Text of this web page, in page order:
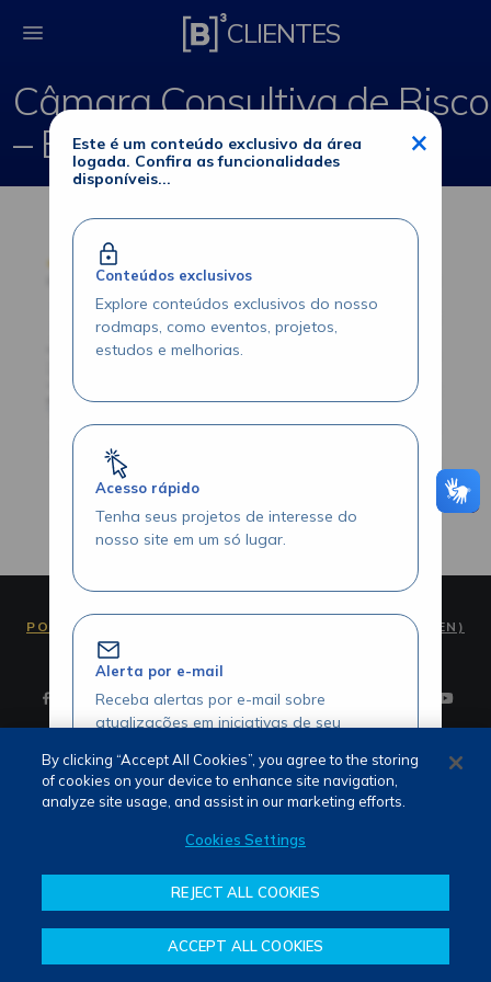
Câmara Consultiva
CLIENTES
Câmara Consultiva de Risco
– Extraordinária
Este é um conteúdo exclusivo da área
logada. Confira as funcionalidades
disponíveis...
×
Conteúdos exclusivos
Explore conteúdos exclusivos do nosso
rodmaps, como eventos, projetos,
estudos e melhorias.
Acesso rápido
Tenha seus projetos de interesse do
nosso site em um só lugar.
Alerta por e-mail
Receba alertas por e-mail sobre
atualizações em iniciativas de seu
Acesse seus projetos com agilidade
Visualize seus itens favoritados através
da área logada.
PORTUGUÊS (PT) ENGLISH (EN)
Termos de Uso e Privacidade
Fale Conosco
By clicking “Accept All Cookies”, you agree to the storing
of cookies on your device to enhance site navigation,
analyze site usage, and assist in our marketing efforts.
Cookies Settings
REJECT ALL COOKIES
ACCEPT ALL COOKIES